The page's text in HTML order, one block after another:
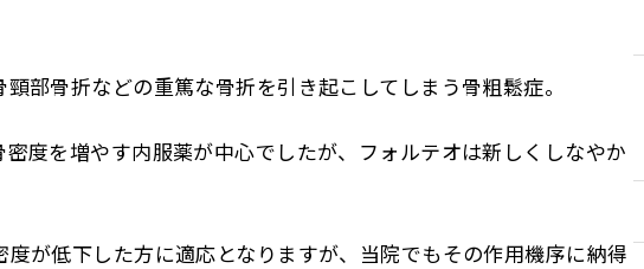
部骨折などの重篤な骨折を引き起こしてしまう骨粗鬆症。
度を増やす内服薬が中心でしたが、フォルテオは新しくしなやか
が低下した方に適応となりますが、当院でもその作用機序に納得